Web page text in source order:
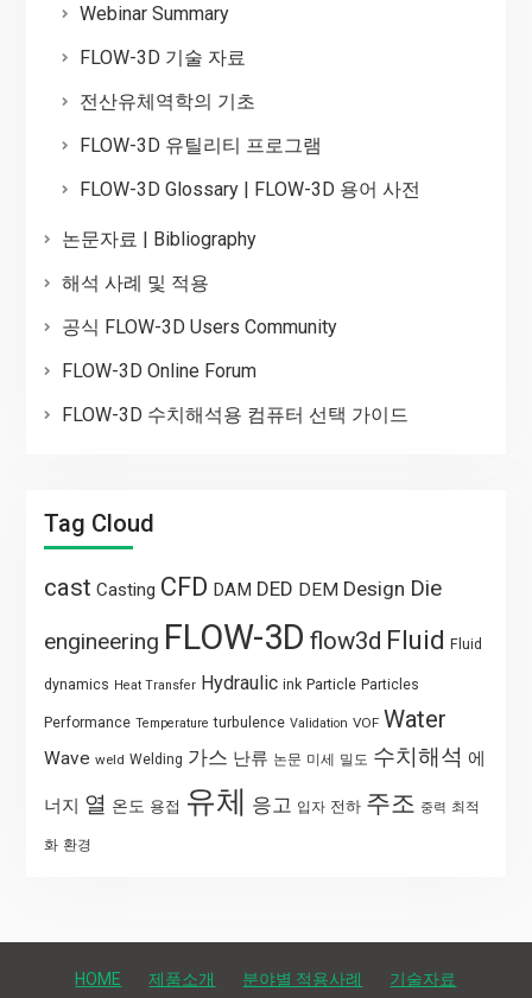
Webinar Summary
FLOW-3D 기술 자료
전산유체역학의 기초
FLOW-3D 유틸리티 프로그램
FLOW-3D Glossary | FLOW-3D 용어 사전
논문자료 | Bibliography
해석 사례 및 적용
공식 FLOW-3D Users Community
FLOW-3D Online Forum
FLOW-3D 수치해석용 컴퓨터 선택 가이드
Tag Cloud
cast Casting CFD DAM DED DEM Design Die
engineering FLOW-3D flow3d Fluid Fluid
dynamics Heat Transfer Hydraulic ink Particle Particles
Performance Temperature turbulence Validation VOF Water
Wave weld Welding 가스 난류 논문 미세 밀도 수치해석 에
너지 열 온도 용접 유체 응고 입자 전하 주조 중력 최적
화 환경
HOME 제품소개 분야별 적용사례 기술자료